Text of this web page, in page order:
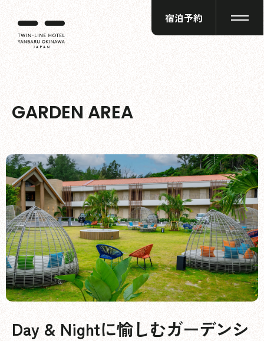
宿泊予約
GARDEN AREA
Day & Nightに愉しむガーデンシ